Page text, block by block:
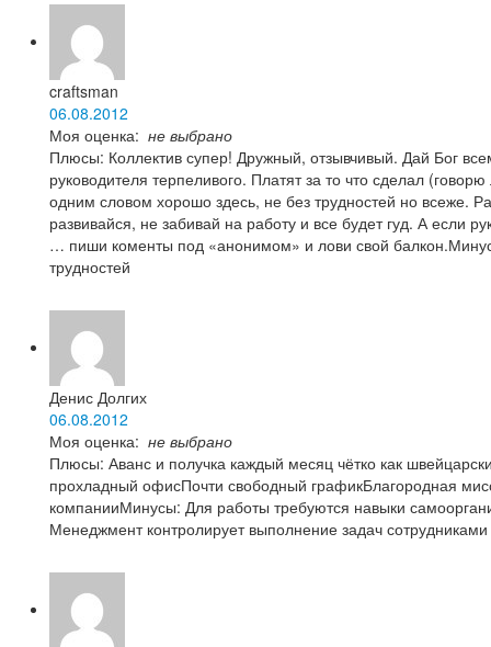
craftsman
06.08.2012
Моя оценка: не выбрано
Плюсы: Коллектив супер! Дружный, отзывчивый. Дай Бог
руководителя терпеливого. Платят за то что сделал
одним словом хорошо здесь, не без трудностей но всеже.
развивайся, не забивай на работу и все будет гуд. А если
… пиши коменты под «анонимом» и лови свой
трудностей
Денис Долгих
06.08.2012
Моя оценка: не выбрано
Плюсы: Аванс и получка каждый месяц чётко как
прохладный офисПочти свободный графикБлагородная
компанииМинусы: Для работы требуются навыки
Менеджмент контролирует выполнение задач